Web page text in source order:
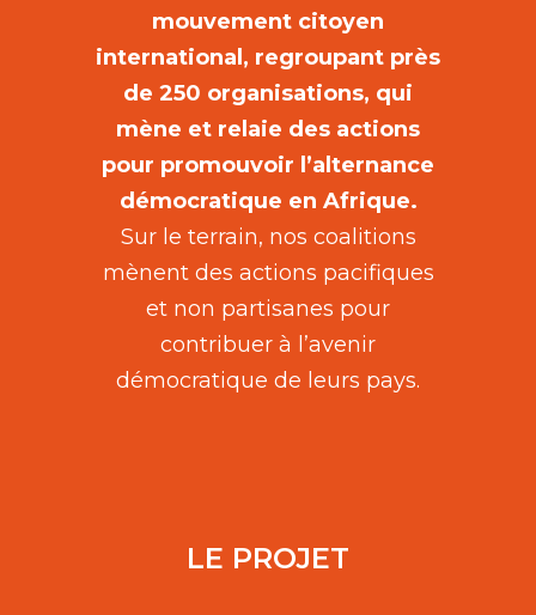
mouvement citoyen
international, regroupant près
de 250 organisations, qui
mène et relaie des actions
pour promouvoir l’alternance
démocratique en Afrique.
Sur le terrain, nos coalitions
mènent des actions pacifiques
et non partisanes pour
contribuer à l’avenir
démocratique de leurs pays.
LE PROJET